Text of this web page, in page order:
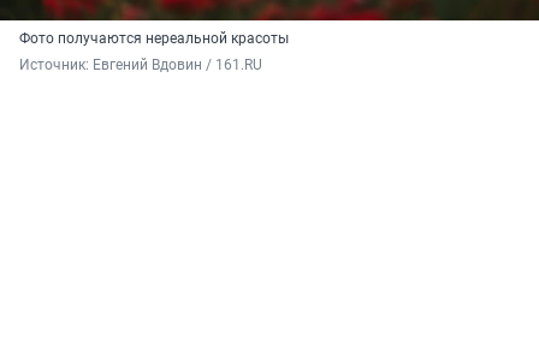
Фото получаются нереальной красоты
Источник: Евгений Вдовин / 161.RU